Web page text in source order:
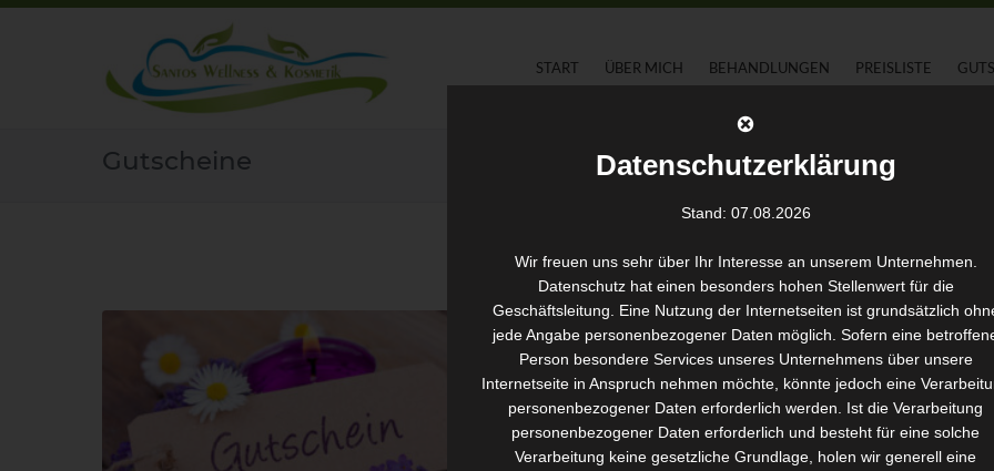
START ÜBER MICH BEHANDLUNGEN PREISLISTE
Gutscheine Datenschutzerklärung
Stand: 07.08.2026
Wir freuen uns sehr über Ihr Interesse an unserem Unternehmen.
Datenschutz hat einen besonders hohen Stellenwert für die
Geschäftsleitung. Eine Nutzung der Internetseiten ist grundsätzlich
jede Angabe personenbezogener Daten möglich. Sofern eine
Person besondere Services unseres Unternehmens über unsere
Internetseite in Anspruch nehmen möchte, könnte jedoch eine
personenbezogener Daten erforderlich werden. Ist die Verarbeitung
personenbezogener Daten erforderlich und besteht für eine solche
Verarbeitung keine gesetzliche Grundlage, holen wir generell eine